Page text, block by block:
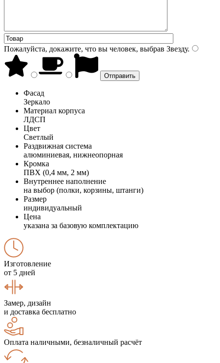
Пожалуйста, докажите, что вы человек, выбрав Звезду.
Фасад
Зеркало
Материал корпуса
ЛДСП
Цвет
Светлый
Раздвижная система
алюминиевая, нижнеопорная
Кромка
ПВХ (0,4 мм, 2 мм)
Внутреннее наполнение
на выбор (полки, корзины, штанги)
Размер
индивидуальный
Цена
указана за базовую комплектацию
Изготовление
от 5 дней
Замер, дизайн
и доставка бесплатно
Оплата наличными, безналичный расчёт